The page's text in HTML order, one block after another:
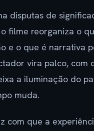
disputas de
filme reorganiza o
e o que é narrativa
vira palco, com
a iluminação do
muda.
com que a